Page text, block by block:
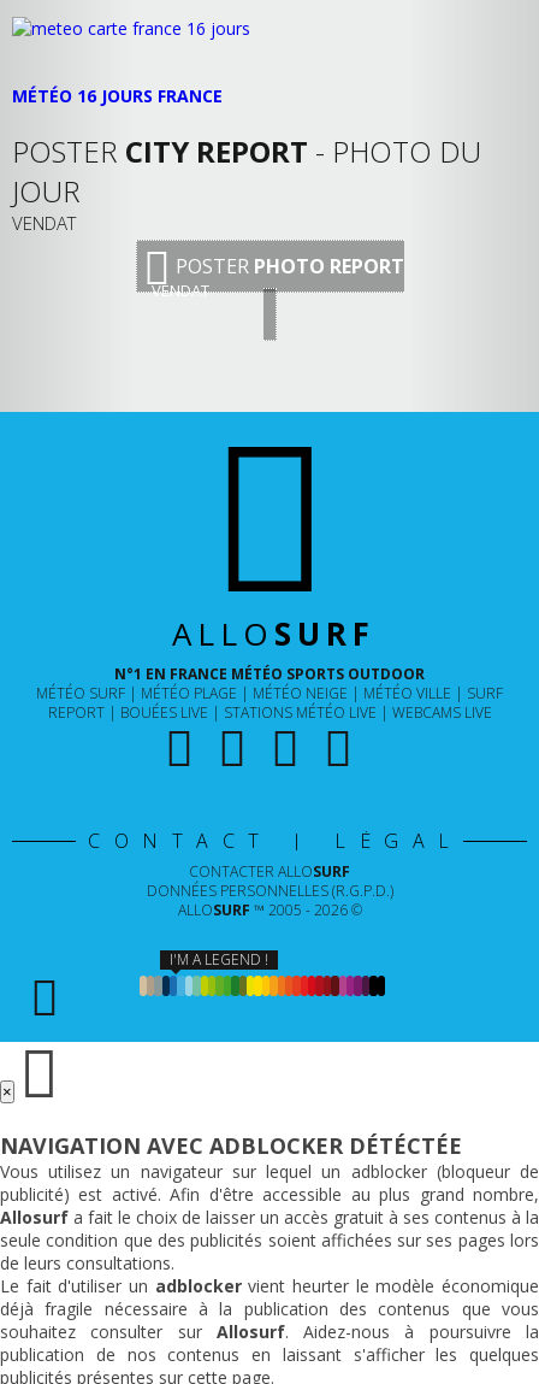
MÉTÉO 16 JOURS FRANCE
POSTER CITY REPORT - PHOTO DU
JOUR
VENDAT
POSTER PHOTO REPORT
VENDAT
ALLO SURF
N°1 EN FRANCE MÉTÉO SPORTS OUTDOOR
MÉTÉO SURF
MÉTÉO PLAGE MÉTÉO NEIGE MÉTÉO VILLE
SURF
REPORT
BOUÉES LIVE STATIONS MÉTÉO LIVE WEBCAMS LIVE
CONTACT | LÉGAL
CONTACTER ALLOSURF
DONNÉES PERSONNELLES (R.G.P.D.)
ALLOSURF ™ 2005 - 2026 ©
I'M A LEGEND !
×
NAVIGATION AVEC ADBLOCKER DÉTÉCTÉE
Vous utilisez un navigateur sur lequel un adblocker (bloqueur de
publicité) est activé. Afin d'être accessible au plus grand nombre,
Allosurf a fait le choix de laisser un accès gratuit à ses contenus à la
seule condition que des publicités soient affichées sur ses pages lors
de leurs consultations.
Le fait d'utiliser un adblockervient heurter le modèle économique
déjà fragile nécessaire à la publication des contenus que vous
souhaitez consulter sur Allosurf. Aidez-nous à poursuivre la
publication de nos contenus en laissant s'afficher les quelques
publicités présentes sur cette page.